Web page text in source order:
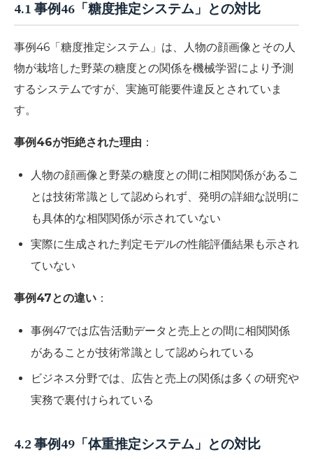
4.1 事例46「糖度推定システム」との対比
事例46「糖度推定システム」は、人物の顔画像とその人
物が栽培した野菜の糖度との関係を機械学習により予測
するシステムですが、実施可能要件違反とされていま
す。
事例46が拒絶された理由 ：
人物の顔画像と野菜の糖度との間に相関関係があるこ
とは技術常識として認められず、発明の詳細な説明に
も具体的な相関関係が示されていない
実際に生成された判定モデルの性能評価結果も示され
ていない
事例47との違い ：
事例47では広告活動データと売上との間に相関関係
があることが技術常識として認められている
ビジネス分野では、広告と売上の関係は多くの研究や
実務で裏付けられている
4.2 事例49「体重推定システム」との対比